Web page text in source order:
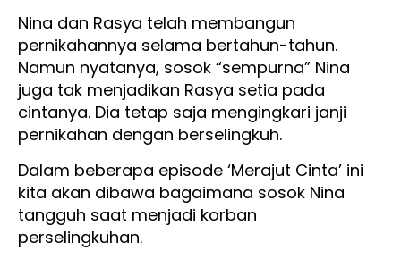
Nina dan Rasya telah membangun
pernikahannya selama bertahun-tahun.
Namun nyatanya, sosok “sempurna” Nina
juga tak menjadikan Rasya setia pada
cintanya. Dia tetap saja mengingkari janji
pernikahan dengan berselingkuh.
Dalam beberapa episode ‘Merajut Cinta’ ini
kita akan dibawa bagaimana sosok Nina
tangguh saat menjadi korban
perselingkuhan.